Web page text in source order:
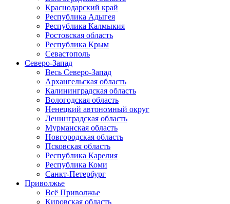
Краснодарский край
Республика Адыгея
Республика Калмыкия
Ростовская область
Республика Крым
Севастополь
Северо-Запад
Весь Северо-Запад
Архангельская область
Калининградская область
Вологодская область
Ненецкий автономный округ
Ленинградская область
Мурманская область
Новгородская область
Псковская область
Республика Карелия
Республика Коми
Санкт-Петербург
Приволжье
Всё Приволжье
Кировская область